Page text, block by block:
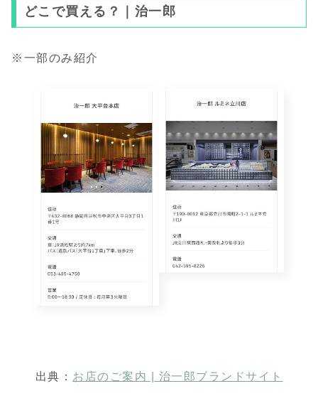
どこで買える？｜治一郎
※一部のみ紹介
出典： お店のご案内 | 治一郎ブランドサイト